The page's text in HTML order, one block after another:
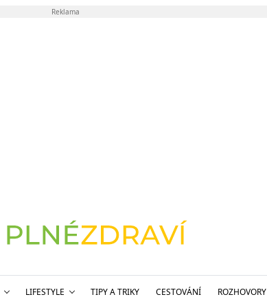
Reklama
LIFESTYLE TIPY A TRIKY CESTOVÁNÍ ROZHOVORY